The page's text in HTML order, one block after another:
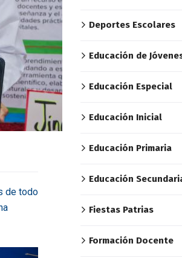
de todo
Deportes Escolares
Educación de
Educación Especial
Educación Inicial
Educación Primaria
Educación
Fiestas Patrias
Formación Docente